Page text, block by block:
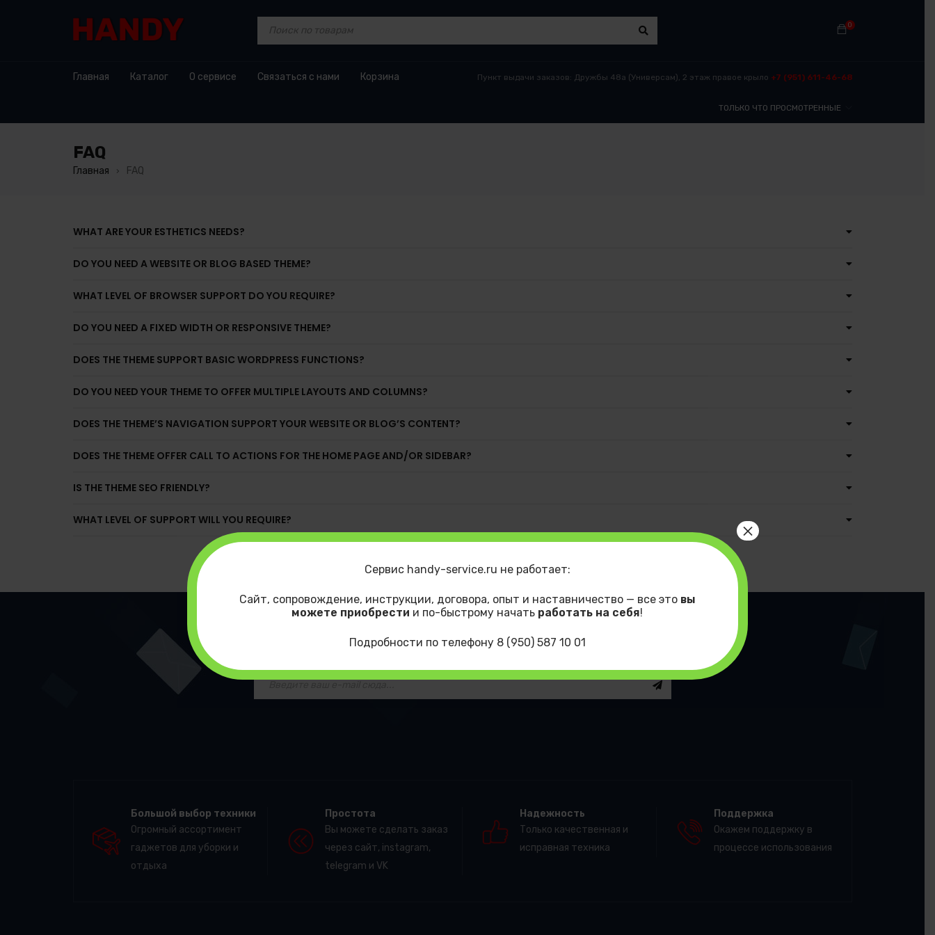
0
Главная Каталог О сервисе Связаться с нами Корзина Пункт выдачи заказов: Дружбы 48а​ (Универсам), 2 этаж правое крыло +7 (951) 611-46-68
ТОЛЬКО ЧТО ПРОСМОТРЕННЫЕ
FAQ
Главная › FAQ
WHAT ARE YOUR ESTHETICS NEEDS?
DO YOU NEED A WEBSITE OR BLOG BASED THEME?
WHAT LEVEL OF BROWSER SUPPORT DO YOU REQUIRE?
DO YOU NEED A FIXED WIDTH OR RESPONSIVE THEME?
DOES THE THEME SUPPORT BASIC WORDPRESS FUNCTIONS?
DO YOU NEED YOUR THEME TO OFFER MULTIPLE LAYOUTS AND COLUMNS?
DOES THE THEME’S NAVIGATION SUPPORT YOUR WEBSITE OR BLOG’S CONTENT?
DOES THE THEME OFFER CALL TO ACTIONS FOR THE HOME PAGE AND/OR SIDEBAR?
IS THE THEME SEO FRIENDLY?
WHAT LEVEL OF SUPPORT WILL YOU REQUIRE?
Получайте информацию о новинках, акциях горячих предложениях
Большой выбор техники
Огромный ассортимент
гаджетов для уборки и
отдыха
Простота
Вы можете сделать заказ
через сайт, instagram,
telegram и VK
Надежность
Только качественная и
исправная техника
Поддержка
Окажем поддержку в
процессе использования
Сервис handy-service.ru не работает:
Сайт, сопровождение, инструкции, договора, опыт и наставничество — все это вы
можете приобрести и по-быстрому начать работать на себя!
Подробности по телефону 8 (950) 587 10 01
×